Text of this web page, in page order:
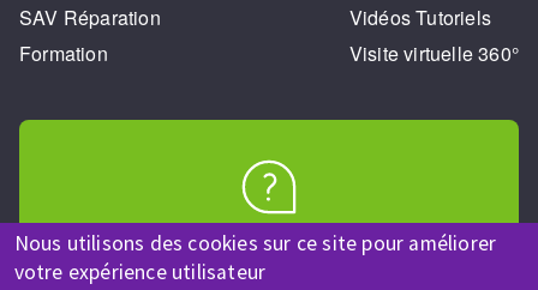
Nous utilisons des cookies sur ce site pour améliorer
votre expérience utilisateur
SAV Réparation
Formation
Vidéos Tutoriels
Visite virtuelle 360°
AIDE & CONTACT
Une question ? Un renseignement ?